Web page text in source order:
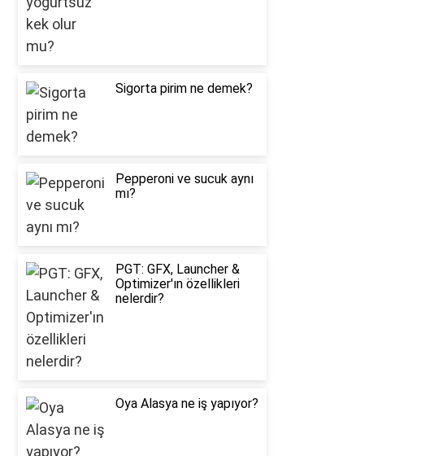
Sigorta pirim ne demek?
Pepperoni ve sucuk aynı
mı?
PGT: GFX, Launcher &
Optimizer'ın özellikleri
nelerdir?
Oya Alasya ne iş yapıyor?